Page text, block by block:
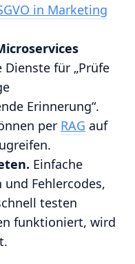
in Marketing
für „Prüfe
Erinnerung“.
per RAG auf
Einfache
und Fehlercodes,
testen
funktioniert, wird